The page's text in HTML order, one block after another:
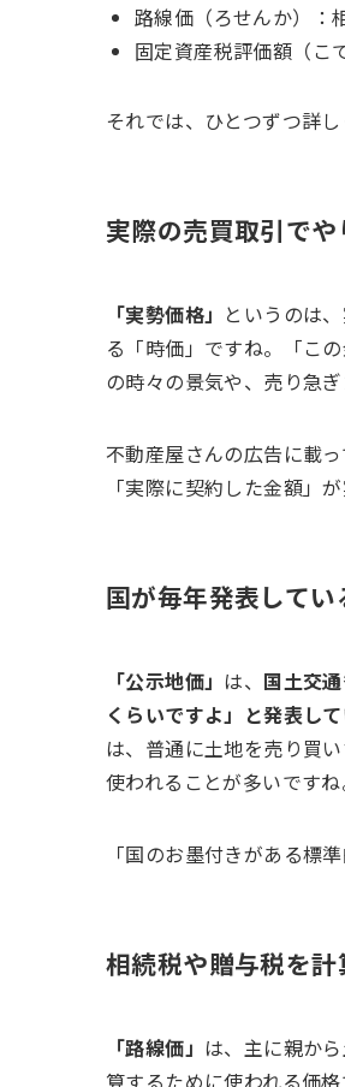
路線価（ろせんか）：
固定資産税評価額（こ
それでは、ひとつずつ詳し
実際の売買取引で
「実勢価格」 というのは
る「時価」ですね。「こ
の時々の景気や、売り急
不動産屋さんの広告に載
「実際に契約した金額」
国が毎年発表して
「公示地価」 は、 国土交
くらいですよ」と発表し
は、普通に土地を売り買
使われることが多いですね
「国のお墨付きがある標
相続税や贈与税を
「路線価」 は、主に親か